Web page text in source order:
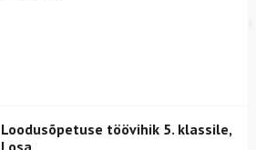
Loodusõpetuse töövihik 5. klassile,
I osa